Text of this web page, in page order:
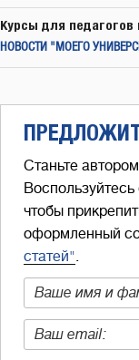
Курсы для педагогов
НОВОСТИ "МОЕГО
Станьте
чтобы
оформленный
статей".